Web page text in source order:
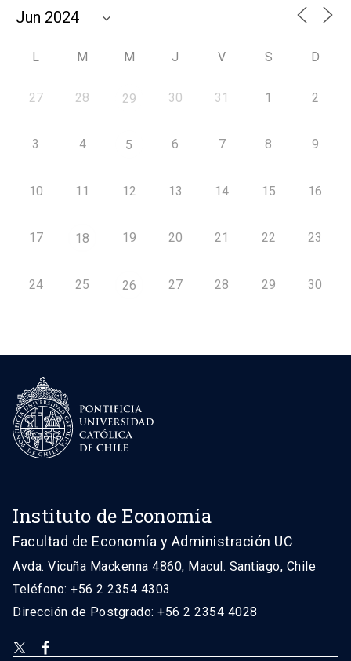
L M M J V S D
27 28 29 30 31 1 2
3 4 5 6 7 8 9
10 11 12 13 14 15 16
17 18 19 20 21 22 23
24 25 26 27 28 29 30
Instituto de Economía
Facultad de Economía y Administración UC
Avda. Vicuña Mackenna 4860, Macul. Santiago, Chile
Teléfono: +56 2 2354 4303
Dirección de Postgrado: +56 2 2354 4028